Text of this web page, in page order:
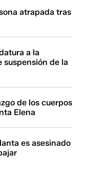
atrapada tras
a la
suspensión de la
de los cuerpos
Elena
es asesinado